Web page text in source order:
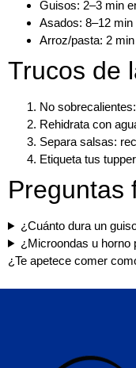
Guisos: 2–3 min
Asados: 8–12
Arroz/pasta: 2
Trucos de
No sobrecalientes
Rehidrata con
Separa salsas:
Etiqueta tus
Preguntas
¿Cuánto dura un
¿Microondas u horno
¿Te apetece comer